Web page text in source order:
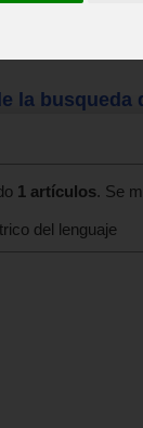
la busqueda
1 artículos. Se
del lenguaje